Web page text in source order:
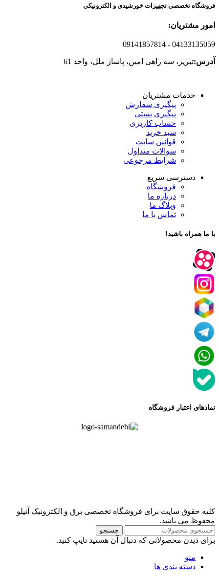
فروشگاه تخصصی تجهیزات خورشیدی و الکترونیکی
امور مشتریان:
- 04133135059
09141857814
آدرس:تبریز، سه راهی امین، پاساژ ملل، واحد 61
خدمات مشتریان
پیگیری سفارش
پیگیری پستی
حساب کاربری
سبد خرید
قوانین سایت
سوالات متداول
شرایط مرجوعی
دسترسی سریع
فروشگاه
درباره ما
وبلاگ ما
تماس با ما
با ما همراه باشید!
نمادهای اعتبار فروشگاه
کلیه حقوق سایت برای فروشگاه تخصصی برق و الکترونیک آنیلو
محفوظ می باشد.
جستجو
برای دیدن محصولاتی که دنبال آن هستید تایپ کنید.
منو
دسته بندی ها